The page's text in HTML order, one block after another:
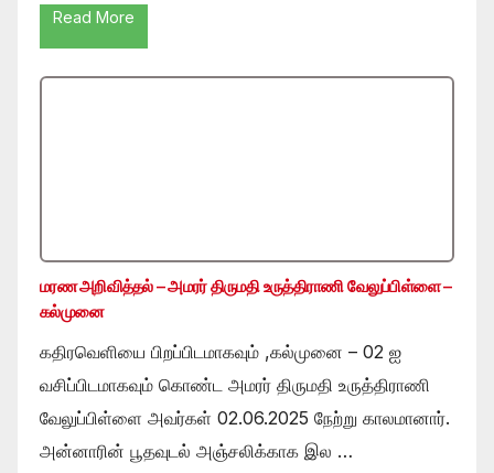
Read More
மரண அறிவித்தல் – அமரர் திருமதி உருத்திராணி வேலுப்பிள்ளை –
கல்முனை
கதிரவெளியை பிறப்பிடமாகவும் ,கல்முனை – 02 ஐ
வசிப்பிடமாகவும் கொண்ட அமரர் திருமதி உருத்திராணி
வேலுப்பிள்ளை அவர்கள் 02.06.2025 நேற்று காலமானார்.
அன்னாரின் பூதவுடல் அஞ்சலிக்காக இல …